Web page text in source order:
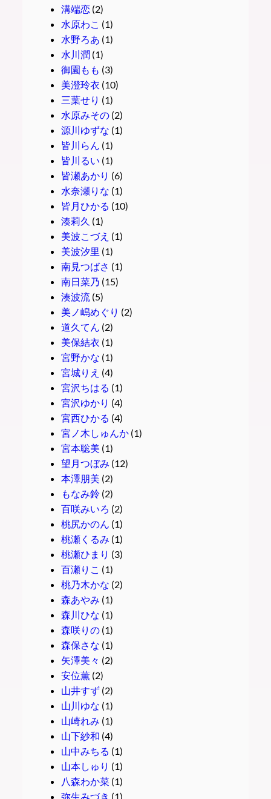
溝端恋(2)
水原わこ (1)
水野ろあ (1)
水川潤(1)
御園もも (3)
美澄玲衣 (10)
三葉せり (1)
水原みその(2)
源川ゆずな (1)
皆川らん (1)
皆川るい (1)
皆瀬あかり (6)
水奈瀬りな (1)
皆月ひかる (10)
湊莉久 (1)
美波こづえ (1)
美波汐里 (1)
南見つばさ (1)
南日菜乃 (15)
湊波流(5)
美ノ嶋めぐり (2)
道久てん (2)
美保結衣 (1)
宮野かな (1)
宮城りえ (4)
宮沢ちはる (1)
宮沢ゆかり (4)
宮西ひかる (4)
宮ノ木しゅんか(1)
宮本聡美 (1)
望月つぼみ (12)
本澤朋美 (2)
もなみ鈴(2)
百咲みいろ (2)
桃尻かのん (1)
桃瀬くるみ (1)
桃瀬ひまり (3)
百瀬りこ (1)
桃乃木かな (2)
森あやみ (1)
森川ひな (1)
森咲りの(1)
森保さな (1)
矢澤美々 (2)
安位薫(2)
山井すず(2)
山川ゆな (1)
山崎れみ (1)
山下紗和 (4)
山中みちる (1)
山本しゅり (1)
八森わか菜(1)
弥生みづき (1)